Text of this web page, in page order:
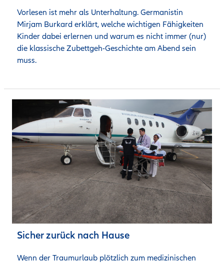
Vorlesen ist mehr als Unterhaltung. Germanistin
Mirjam Burkard erklärt, welche wichtigen Fähigkeiten
Kinder dabei erlernen und warum es nicht immer (nur)
die klassische Zubettgeh-Geschichte am Abend sein
muss.
Sicher zurück nach Hause
Wenn der Traumurlaub plötzlich zum medizinischen